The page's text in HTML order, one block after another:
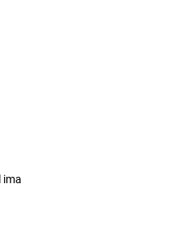
ima